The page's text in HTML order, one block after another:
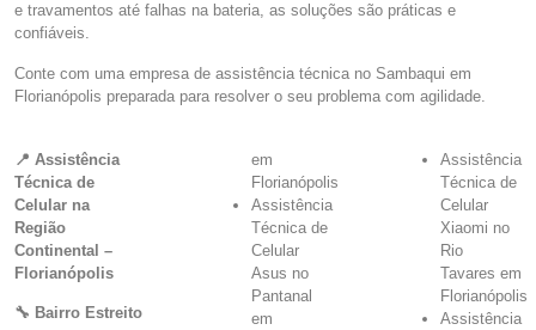
e travamentos até falhas na bateria, as soluções são práticas e
confiáveis.
Conte com uma empresa de assistência técnica no Sambaqui em
Florianópolis preparada para resolver o seu problema com agilidade.
📍 Assistência
Técnica de
Celular na
Região
Continental –
Florianópolis
🔧 Bairro Estreito
em
Florianópolis
Assistência
Técnica de
Celular
Asus no
Pantanal
em
Assistência
Técnica de
Celular
Xiaomi no
Rio
Tavares em
Florianópolis
Assistência